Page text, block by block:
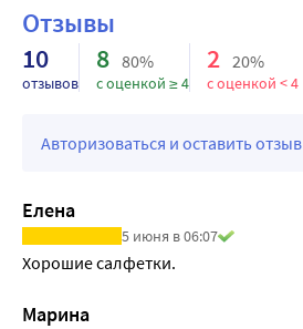
детские влажные салфетки
Отзывы
10
отзывов
8 80%
с оценкой ≥ 4
2 20%
с оценкой < 4
Авторизоваться и оставить отзыв
Елена
5 июня в 06:07
Хорошие салфетки.
Марина